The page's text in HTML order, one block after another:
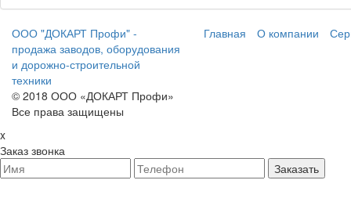
ООО "ДОКАРТ Профи" -
продажа заводов, оборудования
и дорожно-строительной
техники
© 2018 ООО «ДОКАРТ Профи»
Все права защищены
Главная О компании
x
Заказ звонка
Заказать